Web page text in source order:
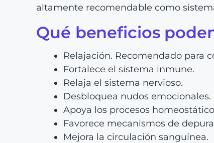
altamente recomendable como
Qué beneficios
Relajación. Recomendado para
Fortalece el sistema inmune.
Relaja el sistema nervioso.
Desbloquea nudos emocionales.
Apoya los procesos
Favorece mecanismos de
Mejora la circulación sanguínea.